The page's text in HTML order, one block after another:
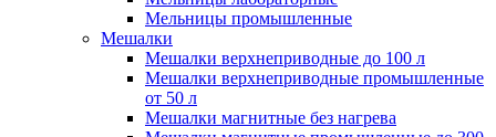
Мельницы промышленные
Мешалки
Мешалки верхнеприводные до 100 л
Мешалки верхнеприводные промышленные
от 50 л
Мешалки магнитные без нагрева